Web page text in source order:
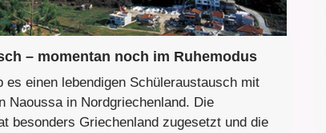
– momentan noch im Ruhemodus
es einen lebendigen Schüleraustausch mit
Naoussa in Nordgriechenland. Die
besonders Griechenland zugesetzt und die